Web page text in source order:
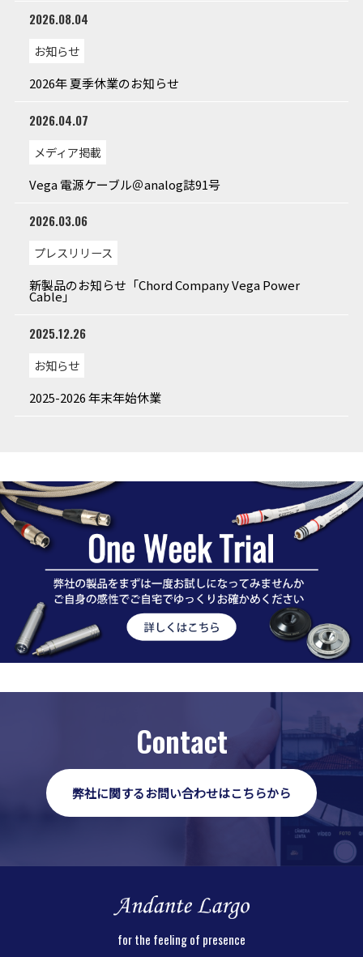
2026.08.04
お知らせ
2026年 夏季休業のお知らせ
2026.04.07
メディア掲載
Vega 電源ケーブル＠analog誌91号
2026.03.06
プレスリリース
新製品のお知らせ「Chord Company Vega Power
Cable」
2025.12.26
お知らせ
2025-2026 年末年始休業
Contact
弊社に関するお問い合わせはこちらから
for the feeling of presence